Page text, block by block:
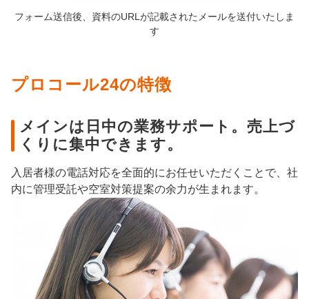
フォーム送信後、資料のURLが記載されたメールを送付いたしま
す
プロコール24の特徴
メインは日中の業務サポート。売上づ
くりに集中できます。
入居者様の電話対応を全面的にお任せいただくことで、社
内に管理受託や空室対策提案の余力が生まれます。